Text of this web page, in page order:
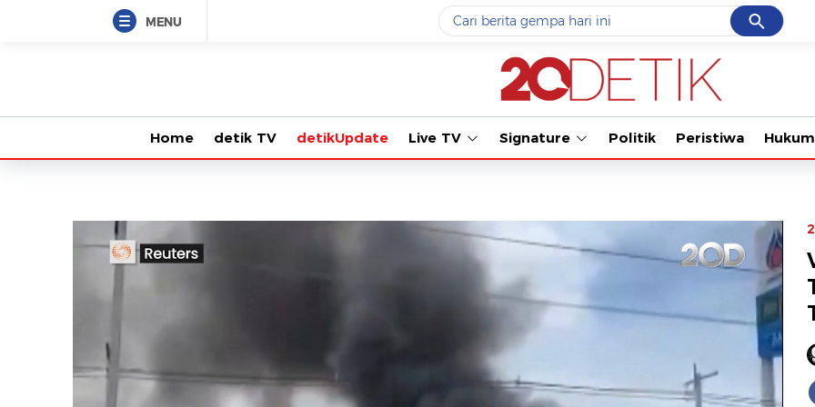
MENU Cancel
Yang sedang ramai dicari
data live draw sgp
#3prabowo
#5gempa hari ini
Home detik TV detikUpdate Live TV Signature Politik Peristiwa Hukum